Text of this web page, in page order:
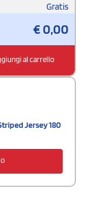
Gratis
€0,00
al carrello
Jersey 180